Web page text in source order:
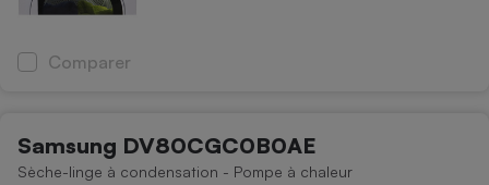
Comparer
Samsung DV80CGC0B0AE
Sèche-linge à condensation - Pompe à chaleur